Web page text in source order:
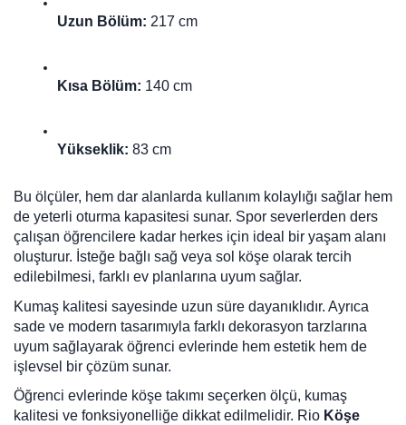
Uzun Bölüm: 217 cm
Kısa Bölüm: 140 cm
Yükseklik: 83 cm
Bu ölçüler, hem dar alanlarda kullanım kolaylığı sağlar hem
de yeterli oturma kapasitesi sunar. Spor severlerden ders
çalışan öğrencilere kadar herkes için ideal bir yaşam alanı
oluşturur. İsteğe bağlı sağ veya sol köşe olarak tercih
edilebilmesi, farklı ev planlarına uyum sağlar.
Kumaş kalitesi sayesinde uzun süre dayanıklıdır. Ayrıca
sade ve modern tasarımıyla farklı dekorasyon tarzlarına
uyum sağlayarak öğrenci evlerinde hem estetik hem de
işlevsel bir çözüm sunar.
Öğrenci evlerinde köşe takımı seçerken ölçü, kumaş
kalitesi ve fonksiyonelliğe dikkat edilmelidir. Rio Köşe